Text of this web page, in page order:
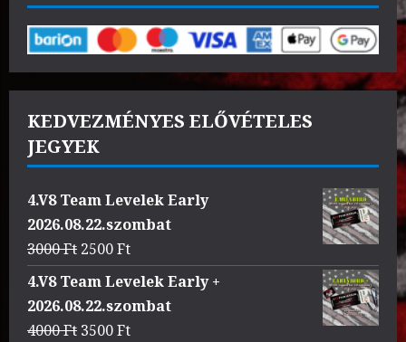
KEDVEZMÉNYES ELŐVÉTELES
JEGYEK
4.V8 Team Levelek Early
2026.08.22.szombat
3000Ft Original
price
was:
3000 Ft.
2500FtCurrent
price
4.V8 Team Levelek Early +
2026.08.22.szombat
4000Ft Original
3500FtCurrent